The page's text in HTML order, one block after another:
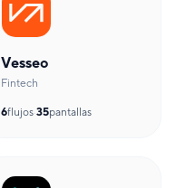
Vesseo
Fintech
6flujos·35pantallas